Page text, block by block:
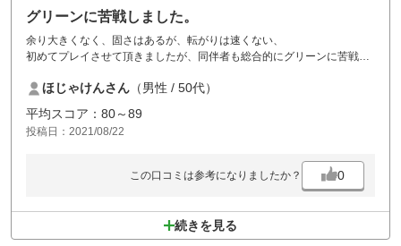
グリーンに苦戦しました。
余り大きくなく、固さはあるが、転がりは速くない、
初めてプレイさせて頂きましたが、同伴者も総合的にグリーンに苦戦し
長短織り交ぜたホール構成は楽しめましたが、グリーンは殆ど砂が無
い、ティーイングエリアの人工芝・芝の剥がれなど、改善されると良い
なという点がいくつか。
近さは抜群です！
ほじゃけんさん （男性 / 50代）
平均スコア：80～89
投稿日：2021/08/22
この口コミは参考になりましたか？ 0
続きを見る